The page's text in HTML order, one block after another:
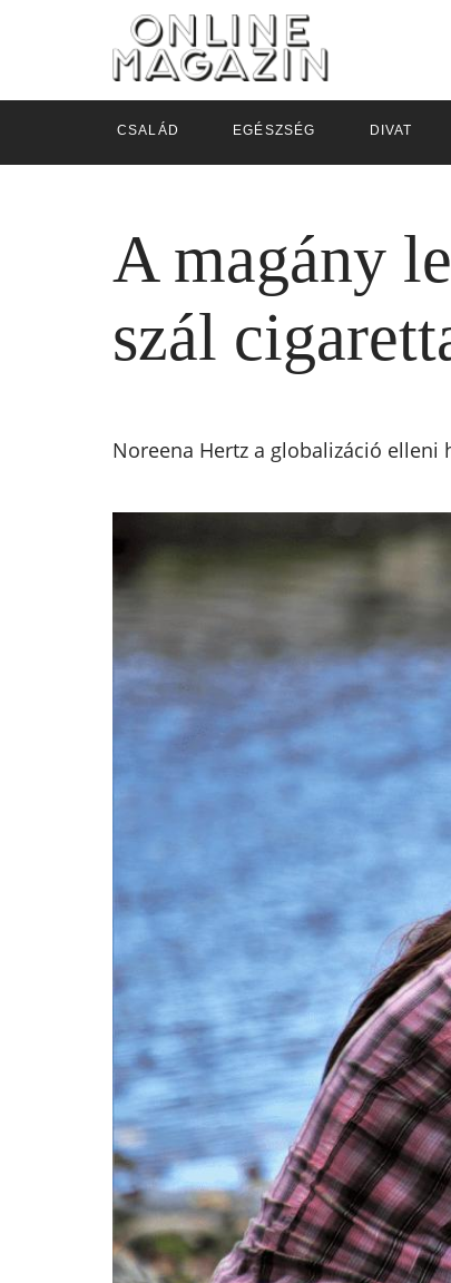
CSALÁD EGÉSZSÉG DIVAT
A magány
szál
Noreena Hertz a globalizáció elleni